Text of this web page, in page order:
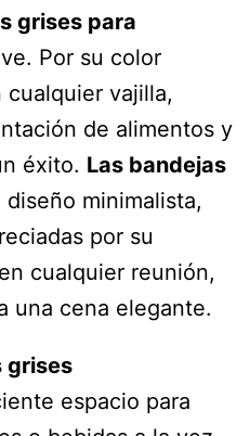
grises para
Por su color
vajilla,
de alimentos y
éxito. Las bandejas
diseño minimalista,
por su
cualquier reunión,
una cena elegante.
grises
espacio para